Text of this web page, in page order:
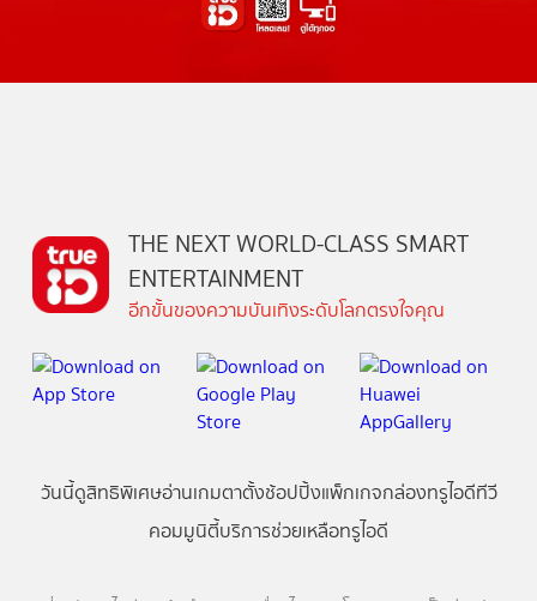
THE NEXT WORLD-CLASS SMART
ENTERTAINMENT
อีกขั้นของความบันเทิงระดับโลกตรงใจคุณ
วันนี้ดูสิทธิพิเศษอ่านเกมตาตั้งช้อปปิ้งแพ็กเกจกล่องทรูไอดีทีวี
คอมมูนิตี้บริการช่วยเหลือทรูไอดี